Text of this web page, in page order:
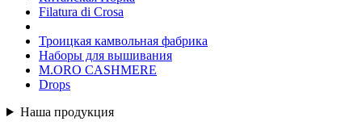
Filatura di Сrosa
Троицкая камвольная фабрика
Наборы для вышивания
M.ORO CASHMERE
Drops
Наша продукция